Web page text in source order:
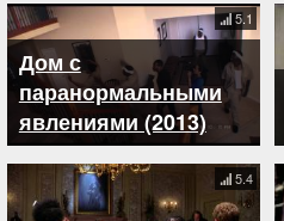
Дом с
паранормальными
явлениями (2013)
5.1
5.4